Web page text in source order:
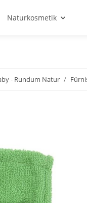
Naturkosmetik
- Rundum Natur